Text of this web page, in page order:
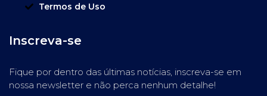
Termos de Uso
Inscreva-se
Fique por dentro das últimas notícias, inscreva-se em
nossa newsletter e não perca nenhum detalhe!